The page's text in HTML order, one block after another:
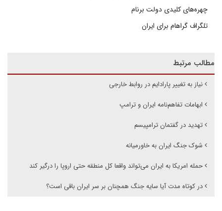
چهره‌های کلیدی دولت برنام
تلگراف گراهام برای ایران
مطالب مرتبط
نیاز به تغییر پارادایم در روابط خارجی
ابهامات تفاهم‌نامه ایران و ترامپ
تهدید در گفتمان ترامپیسم
شوک جنگ ایران به خاورمیانه
حمله امریکا به ایران می‌تواند واقعا کل منطقه حتی اروپا را درگیر کند
در کوتاه مدت آیا سایه جنگ همچنان بر سر ایران باقی است؟